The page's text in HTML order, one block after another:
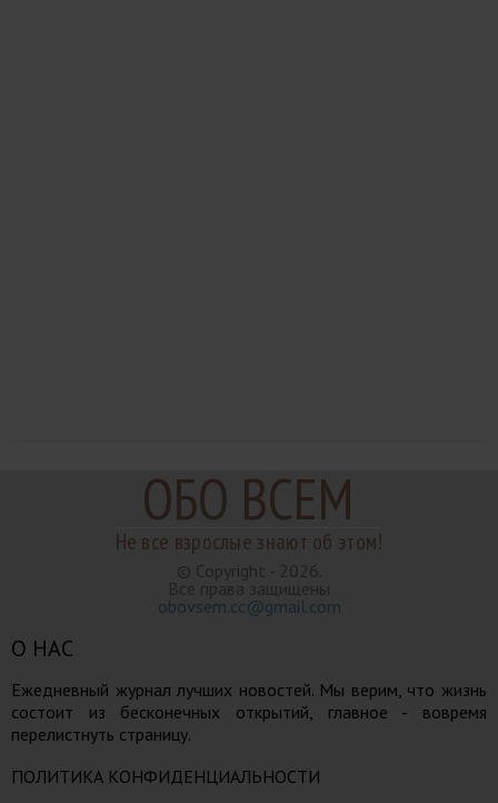
ОБО ВСЕМ
Не все взрослые знают об этом!
© Copyright - 2026.
Все права защищены
obovsem.cc@gmail.com
О НАС
Ежедневный журнал лучших новостей. Мы верим, что жизнь
состоит из бесконечных открытий, главное - вовремя
перелистнуть страницу.
ПОЛИТИКА КОНФИДЕНЦИАЛЬНОСТИ